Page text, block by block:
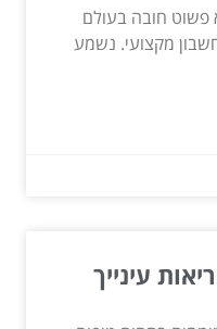
פשוט חובה בעולם
מקצועי. נשמע
עינייך